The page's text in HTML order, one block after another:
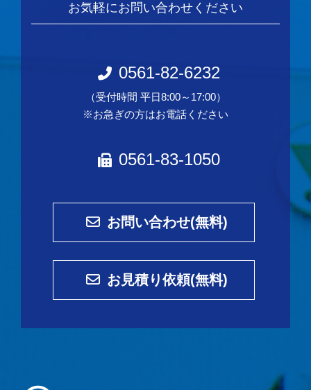
お気軽にお問い合わせください
0561-82-6232
（受付時間 平日8:00～17:00）
※お急ぎの方はお電話ください
0561-83-1050
お問い合わせ(無料)
お見積り依頼(無料)